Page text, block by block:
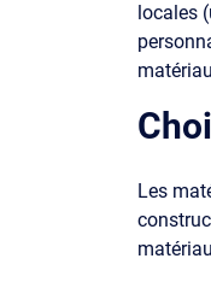
locales
Les